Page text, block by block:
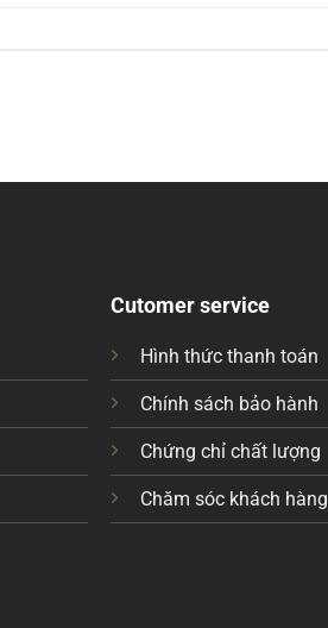
Cutomer service
Hình thức thanh toán
Chính sách bảo hành
Chứng chỉ chất lượng
Chăm sóc khách hàng